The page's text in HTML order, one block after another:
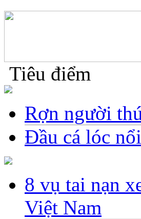
Tiêu điểm
Rợn người
Đầu cá lóc
8 vụ tai nạn
Việt Nam